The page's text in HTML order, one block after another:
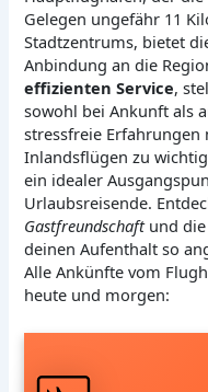
Gelegen ungefähr 11
Stadtzentrums, bietet
Anbindung an die
effizienten Service,
sowohl bei Ankunft als
stressfreie Erfahrungen
Inlandsflügen zu
ein idealer
Urlaubsreisende.
Gastfreundschaftund die
deinen Aufenthalt so
Alle Ankünfte vom
heute und morgen: